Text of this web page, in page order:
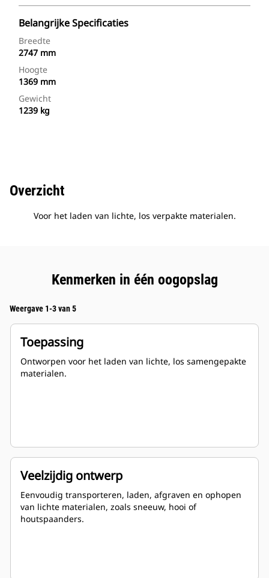
Belangrijke Specificaties
Breedte
2747 mm
Hoogte
1369 mm
Gewicht
1239 kg
Overzicht
Voor het laden van lichte, los verpakte materialen.
Kenmerken in één oogopslag
Weergave 1-3 van 5
Toepassing
Ontworpen voor het laden van lichte, los samengepakte
materialen.
Veelzijdig ontwerp
Eenvoudig transporteren, laden, afgraven en ophopen
van lichte materialen, zoals sneeuw, hooi of
houtspaanders.